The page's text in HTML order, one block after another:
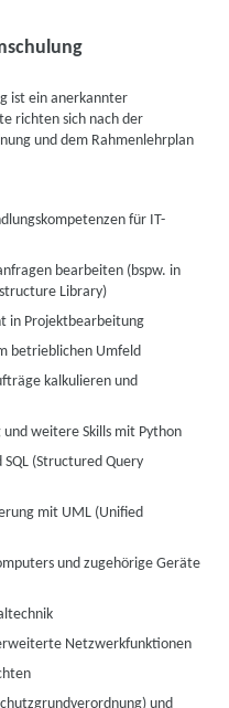
ist ein anerkannter
richten sich nach der
und dem Rahmenlehrplan
für IT-
bearbeiten (bspw. in
Library)
in Projektbearbeitung
betrieblichen Umfeld
kalkulieren und
weitere Skills mit Python
(Structured Query
mit UML (Unified
und zugehörige Geräte
Netzwerkfunktionen
und